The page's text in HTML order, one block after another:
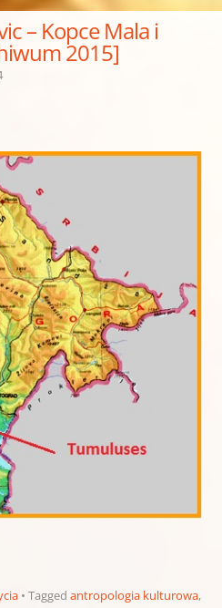
– Kopce Mala i
2015]
Tagged antropologia kulturowa,